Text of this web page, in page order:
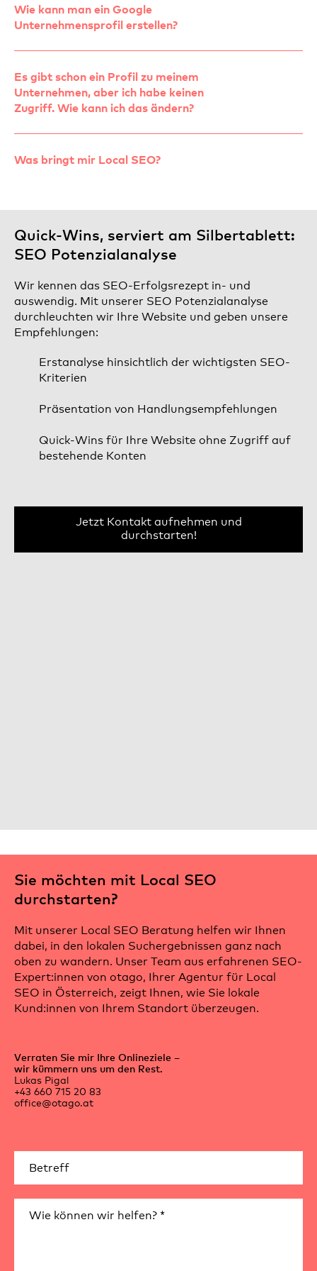
Wie kann man ein Google
Unternehmensprofil erstellen?
Es gibt schon ein Profil zu meinem
Unternehmen, aber ich habe keinen
Zugriff. Wie kann ich das ändern?
Was bringt mir Local SEO?
Quick-Wins, serviert am Silbertablett:
SEO Potenzialanalyse
Wir kennen das SEO-Erfolgsrezept in- und
auswendig. Mit unserer SEO Potenzialanalyse
durchleuchten wir Ihre Website und geben unsere
Empfehlungen:
Erstanalyse hinsichtlich der wichtigsten SEO-
Kriterien
Präsentation von Handlungsempfehlungen
Quick-Wins für Ihre Website ohne Zugriff auf
bestehende Konten
Jetzt Kontakt aufnehmen und
durchstarten!
Sie möchten mit Local SEO
durchstarten?
Mit unserer Local SEO Beratung helfen wir Ihnen
dabei, in den lokalen Suchergebnissen ganz nach
oben zu wandern. Unser Team aus erfahrenen SEO-
Expert:innen von otago, Ihrer Agentur für Local
SEO in Österreich, zeigt Ihnen, wie Sie lokale
Kund:innen von Ihrem Standort überzeugen.
Verraten Sie mir Ihre Onlineziele –
wir kümmern uns um den Rest.
Lukas Pigal
+43 660 715 20 83
office@otago.at